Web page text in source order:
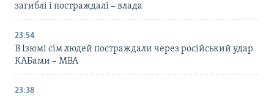
загиблі і постраждалі – влада
23:54
В Ізюмі сім людей постраждали через російський удар
КАБами – МВА
23:38